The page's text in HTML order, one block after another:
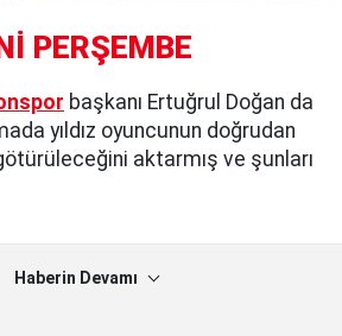
PERŞEMBE
başkanı Ertuğrul Doğan da
yıldız oyuncunun doğrudan
aktarmış ve şunları
Haberin Devamı